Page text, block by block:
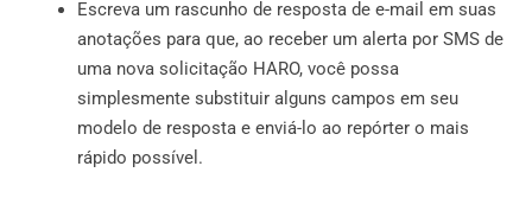
Escreva um rascunho de resposta de e-mail em suas
anotações para que, ao receber um alerta por SMS de
uma nova solicitação HARO, você possa
simplesmente substituir alguns campos em seu
modelo de resposta e enviá-lo ao repórter o mais
rápido possível.